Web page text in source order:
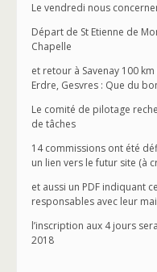
Le vendredi nous
Départ de St Etienne de
Chapelle
et retour à Savenay 100
Erdre, Gesvres : Que du
Le comité de pilotage
de tâches
14 commissions ont été
un lien vers le futur site (à
et aussi un PDF indiquant
responsables avec leur
l’inscription aux 4 jours
2018